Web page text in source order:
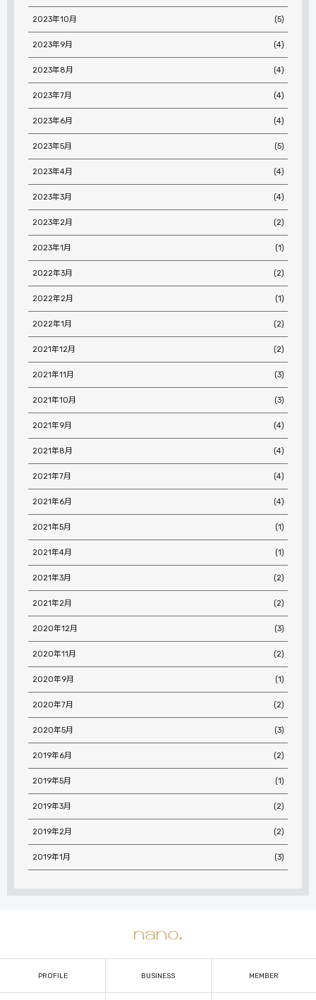
2023年10月 (5)
2023年9月 (4)
2023年8月 (4)
2023年7月 (4)
2023年6月 (4)
2023年5月 (5)
2023年4月 (4)
2023年3月 (4)
2023年2月 (2)
2023年1月 (1)
2022年3月 (2)
2022年2月 (1)
2022年1月 (2)
2021年12月 (2)
2021年11月 (3)
2021年10月 (3)
2021年9月 (4)
2021年8月 (4)
2021年7月 (4)
2021年6月 (4)
2021年5月 (1)
2021年4月 (1)
2021年3月 (2)
2021年2月 (2)
2020年12月 (3)
2020年11月 (2)
2020年9月 (1)
2020年7月 (2)
2020年5月 (3)
2019年6月 (2)
2019年5月 (1)
2019年3月 (2)
2019年2月 (2)
2019年1月 (3)
PROFILE BUSINESS MEMBER